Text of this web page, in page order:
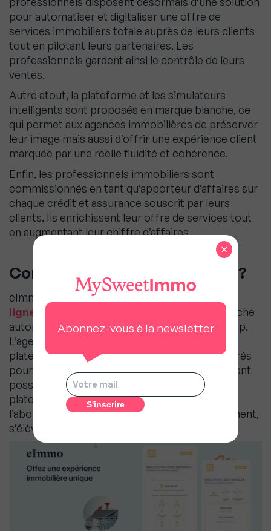
pour automatiser et digitaliser une offre de
services immobiliers totale auprès de leurs clients
tout en pilotant leurs partenaires. Les
professionnels gardent ainsi le contrôle de leurs
ventes.
Autre atout, la plateforme et les simulateurs
intelligents sont proposés en marque blanche, ce
qui permet aux agences immobilières de préserver
leur image mais aussi d’offrir une expérience client
marquée par une réelle fluidité et cohérence.
Enfin, les professionnels immobiliers sont
commissionnés en tant qu’apporteur d’affaires sur
chaque crédit et assurance souscrit par leurs
clients. Ils enrichissent leur offre de services tout
en augmentant leur chiffre d’affaires.
Comment bénéficier d’eImmo ?
eImmo est accessible via un
ligne
qui permet de configurer sa marque blanche
automatiquement, moyennant un coût de set up.
L’agent immobilier accède immédiatement à sa
plateforme avec l’ensemble des services intégrés
pour accompagner ses clients le plus rapidement
possible. Pas de développement interne, la
plateforme est prête à l’emploi. Côté prix,
l’abonnement s’élève à à eImmo, sans engagement,
s’élève à 79€ par mois par utilisateur.
Abonnez-vous à la newsletter
×